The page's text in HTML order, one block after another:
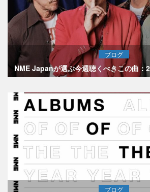
ブログ
NME Japanが選ぶ今週聴くべきこの曲：
ブログ